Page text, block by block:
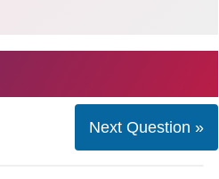
Next Question »